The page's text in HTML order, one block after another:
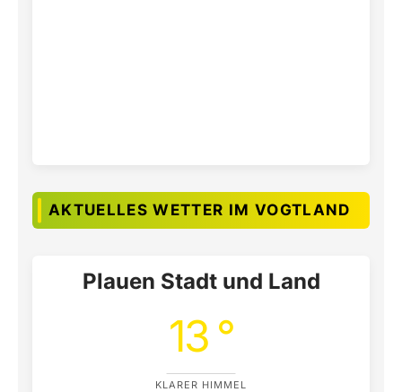
AKTUELLES WETTER IM VOGTLAND
Plauen Stadt und Land
13 °
KLARER HIMMEL